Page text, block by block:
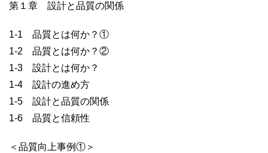
第１章 設計と品質の関係
1-1 品質とは何か？①
1-2 品質とは何か？②
1-3 設計とは何か？
1-4 設計の進め方
1-5 設計と品質の関係
1-6 品質と信頼性
＜品質向上事例①＞